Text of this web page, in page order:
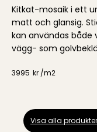
Kitkat-mosaik i ett
matt och glansig.
kan användas både
vägg- som
3995 kr /m2
Visa alla